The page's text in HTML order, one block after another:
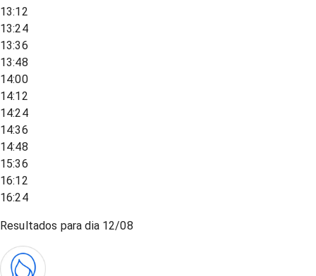
13:12
13:24
13:36
13:48
14:00
14:12
14:24
14:36
14:48
15:36
16:12
16:24
Resultados para dia 12/08